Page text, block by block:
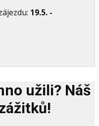
19.5. -
užili? Náš